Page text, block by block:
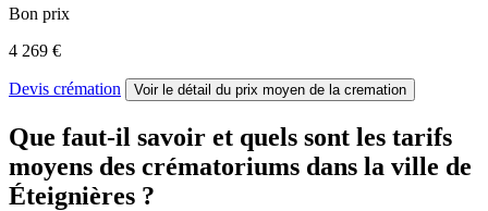
Bon prix
4 269 €
Devis crémation Voir le détail du prix moyen de la cremation
Que faut-il savoir et quels sont les tarifs
moyens des crématoriums dans la ville de
Éteignières ?